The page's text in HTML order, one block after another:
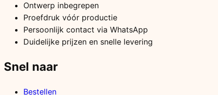
Ontwerp inbegrepen
Proefdruk vóór productie
Persoonlijk contact via WhatsApp
Duidelijke prijzen en snelle levering
Snel naar
Bestellen